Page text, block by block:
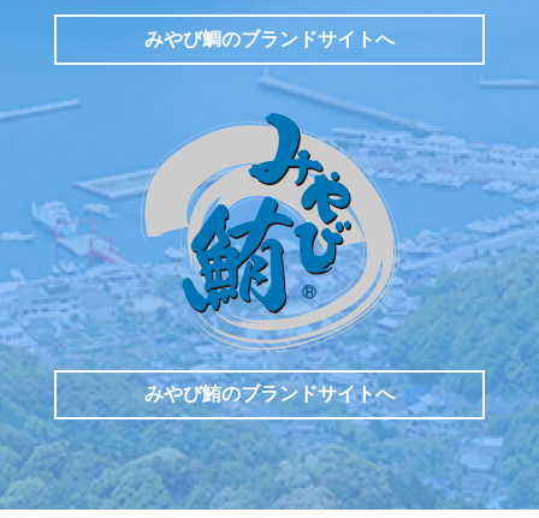
みやび鯛のブランドサイトへ
みやび鮪のブランドサイトへ